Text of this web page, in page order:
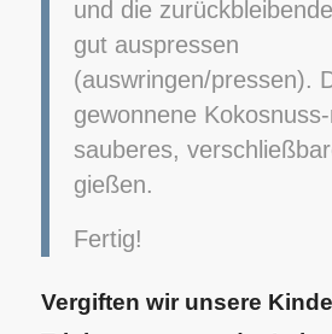
und die
gut auspressen
(auswringen/pressen).
gewonnene
sauberes,
gießen.
Fertig!
Vergiften wir unsere